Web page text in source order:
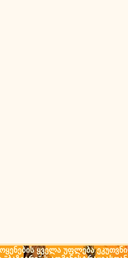
ყველა უფლება